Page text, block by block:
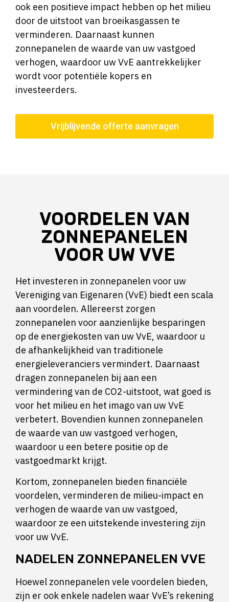
ook een positieve impact hebben op het milieu
door de uitstoot van broeikasgassen te
verminderen. Daarnaast kunnen
zonnepanelen de waarde van uw vastgoed
verhogen, waardoor uw VvE aantrekkelijker
wordt voor potentiële kopers en
investeerders.
Vrijblijvende offerte aanvragen
VOORDELEN VAN
ZONNEPANELEN
VOOR UW VVE
Het investeren in zonnepanelen voor uw
Vereniging van Eigenaren (VvE) biedt een scala
aan voordelen. Allereerst zorgen
zonnepanelen voor aanzienlijke besparingen
op de energiekosten van uw VvE, waardoor u
de afhankelijkheid van traditionele
energieleveranciers vermindert. Daarnaast
dragen zonnepanelen bij aan een
vermindering van de CO2-uitstoot, wat goed is
voor het milieu en het imago van uw VvE
verbetert. Bovendien kunnen zonnepanelen
de waarde van uw vastgoed verhogen,
waardoor u een betere positie op de
vastgoedmarkt krijgt.
Kortom, zonnepanelen bieden financiële
voordelen, verminderen de milieu-impact en
verhogen de waarde van uw vastgoed,
waardoor ze een uitstekende investering zijn
voor uw VvE.
NADELEN ZONNEPANELEN VVE
Hoewel zonnepanelen vele voordelen bieden,
zijn er ook enkele nadelen waar VvE’s rekening